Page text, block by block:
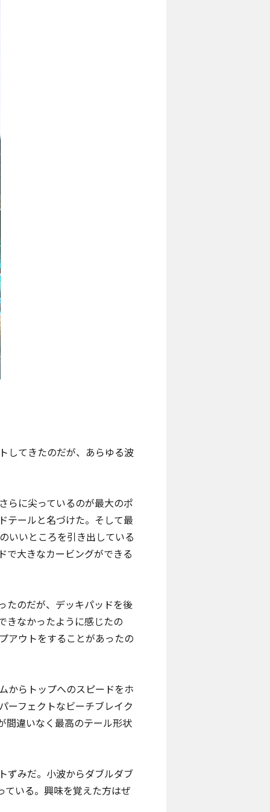
してきたのだが、あらゆる波
らに尖っているのが最大のポ
テールと名づけた。そして最
いいところを引き出している
で大きなカービングができる
たのだが、デッキパッドを後
きなかったように感じたの
アウトをすることがあったの
からトップへのスピードをホ
ーフェクトなビーチブレイク
間違いなく最高のテール形状
ずみだ。小波からダブルダブ
ている。興味を覚えた方はぜ